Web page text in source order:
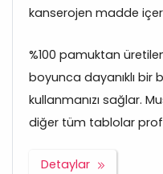
kanserojen madde
%100 pamuktan
boyunca dayanıklı bir
kullanmanızı sağlar.
diğer tüm tablolar
Detaylar